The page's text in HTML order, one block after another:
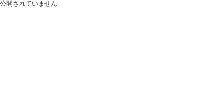
公開されていません